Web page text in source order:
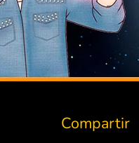
Compartir